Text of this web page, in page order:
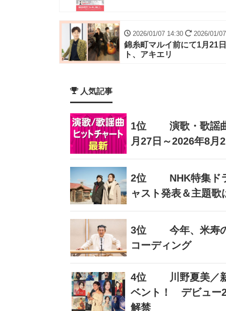
2026/01/07 14:30 2026/01/
錦糸町マルイ前にて1月21
ト、アキエリ
人気記事
1位
演歌・歌謡
月27日～2026年8月
2位
NHK特集ド
ャスト発表＆主題
3位
今年、米寿
コーディング
4位
川野夏美／
ベント！ デビュー
解禁